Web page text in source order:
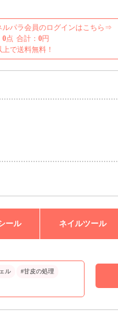
ルパラ会員のログインはこちら⇒
0点 合計： 0円
上で送料無料！
ール ネイルツール
ル #甘皮の処理